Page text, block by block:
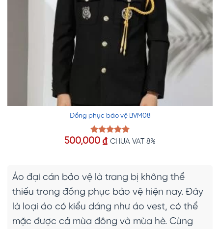
Đồng phục bảo vệ BVM08
Được xếp
500,000 ₫ CHƯA VAT 8%
Áo đại cán bảo vệ là trang bị không thể
thiếu trong đồng phục bảo vệ hiện nay. Đây
là loại áo có kiểu dáng như áo vest, có thể
mặc được cả mùa đông và mùa hè. Cùng